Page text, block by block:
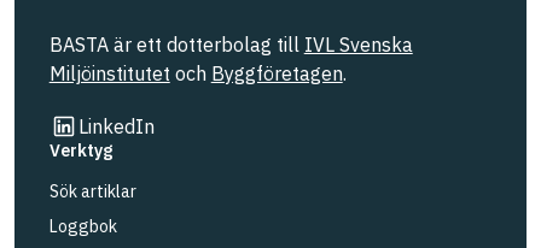
BASTA är ett dotterbolag till IVL Svenska
Miljöinstitutet och Byggföretagen.
LinkedIn
Länk till annan webbplats
Verktyg
Sök artiklar
Loggbok